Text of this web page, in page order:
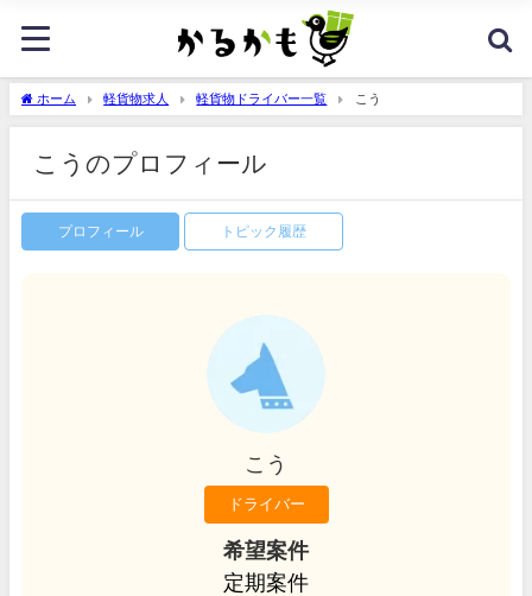
ホーム 軽貨物求人 軽貨物ドライバー一覧 こう
こうのプロフィール
プロフィール トピック履歴
こう
ドライバー
希望案件
定期案件